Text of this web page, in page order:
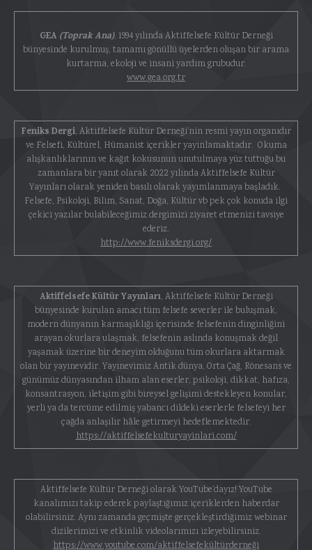
GEA (Toprak Ana), 1994 yılında Aktiffelsefe Kültür Derneği
bünyesinde kurulmuş, tamamı gönüllü üyelerden oluşan bir arama
kurtarma, ekoloji ve insani yardım grubudur.
www.gea.org.tr
Feniks Dergi, Aktiffelsefe Kültür Derneği'nin resmi yayın organıdır
ve Felsefi, Kültürel, Hümanist içerikler yayınlamaktadır. Okuma
alışkanlıklarının ve kağıt kokusunun unutulmaya yüz tuttuğu bu
zamanlara bir yanıt olarak 2022 yılında Aktiffelsefe Kültür
Yayınları olarak yeniden basılı olarak yayımlanmaya başladık.
Felsefe, Psikoloji, Bilim, Sanat, Doğa, Kültür vb pek çok konuda ilgi
çekici yazılar bulabileceğimiz dergimizi ziyaret etmenizi tavsiye
ederiz.
http://www.feniksdergi.org/
Aktiffelsefe Kültür Yayınları, Aktiffelsefe Kültür Derneği
bünyesinde kurulan amacı tüm felsefe severler ile buluşmak,
modern dünyanın karmaşıklığı içerisinde felsefenin dinginliğini
arayan okurlara ulaşmak, felsefenin aslında konuşmak değil
yaşamak üzerine bir deneyim olduğunu tüm okurlara aktarmak
olan bir yayınevidir. Yayınevimiz Antik dünya, Orta Çağ, Rönesans ve
günümüz dünyasından ilham alan eserler, psikoloji, dikkat, hafıza,
konsantrasyon, iletişim gibi bireysel gelişimi destekleyen konular,
yerli ya da tercüme edilmiş yabancı dildeki eserlerle felsefeyi her
çağda anlaşılır hâle getirmeyi hedeflemektedir.
https://aktiffelsefekulturyayinlari.com/
Aktiffelsefe Kültür Derneği olarak YouTube'dayız! YouTube
kanalımızı takip ederek paylaştığımız içeriklerden haberdar
olabilirsiniz. Aynı zamanda geçmişte gerçekleştirdiğimiz webinar
dizilerimizi ve etkinlik videolarımızı izleyebilirsiniz.
https://www.youtube.com/aktiffelsefekültürderneği